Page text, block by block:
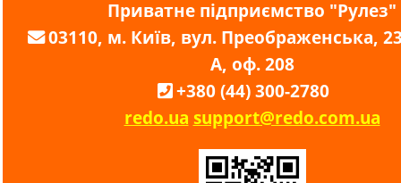
Приватне підприємство "Рулез"
03110, м. Київ, вул. Преображенська,
А, оф. 208
+380 (44) 300-2780
redo.ua support@redo.com.ua